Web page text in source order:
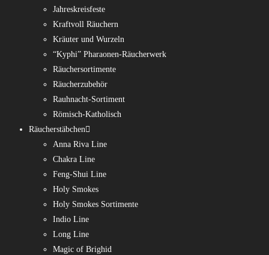
Jahreskreisfeste
Kraftvoll Räuchern
Kräuter und Wurzeln
“Kyphi” Pharaonen-Räucherwerk
Räuchersortimente
Räucherzubehör
Rauhnacht-Sortiment
Römisch-Katholisch
Räucherstäbchen
Anna Riva Line
Chakra Line
Feng-Shui Line
Holy Smokes
Holy Smokes Sortimente
Indio Line
Long Line
Magic of Brighid